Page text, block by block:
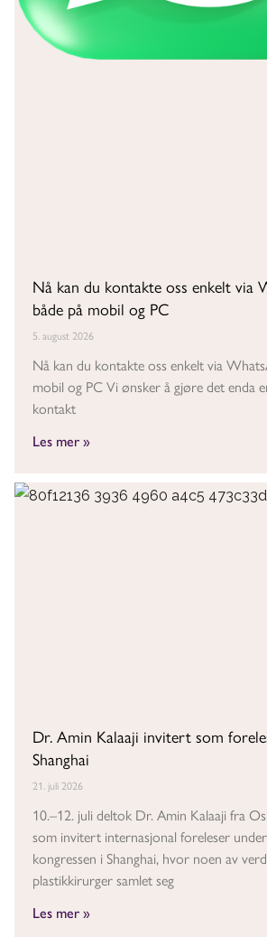
Nå kan du kontakte oss enkelt via
både på mobil og PC
5. august 2026
Nå kan du kontakte oss enkelt via
mobil og PC Vi ønsker å gjøre det enda
kontakt
Les mer »
Dr. Amin Kalaaji invitert som
Shanghai
21. juli 2026
10.–12. juli deltok Dr. Amin Kalaaji fra
som invitert internasjonal foreleser under
kongressen i Shanghai, hvor noen av
plastikkirurger samlet seg
Les mer »